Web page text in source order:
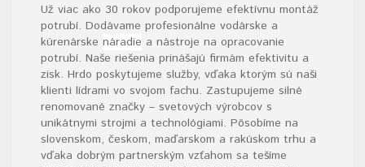
Už viac ako 30 rokov podporujeme efektívnu montáž
potrubí. Dodávame profesionálne vodárske a
kúrenárske náradie a nástroje na opracovanie
potrubí. Naše riešenia prinášajú firmám efektivitu a
zisk. Hrdo poskytujeme služby, vďaka ktorým sú naši
klienti lídrami vo svojom fachu. Zastupujeme silné
renomované značky – svetových výrobcov s
unikátnymi strojmi a technológiami. Pôsobíme na
slovenskom, českom, maďarskom a rakúskom trhu a
vďaka dobrým partnerským vzťahom sa tešíme